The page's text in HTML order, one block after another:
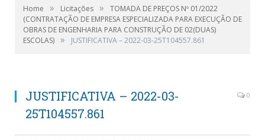
Home » Licitações »
TOMADA DE PREÇOS Nº 01/2022
(CONTRATAÇÃO DE EMPRESA ESPECIALIZADA PARA EXECUÇÃO DE
OBRAS DE ENGENHARIA PARA CONSTRUÇÃO DE 02(DUAS)
ESCOLAS) » JUSTIFICATIVA – 2022-03-25T104557.861
JUSTIFICATIVA – 2022-03-
25T104557.861
0